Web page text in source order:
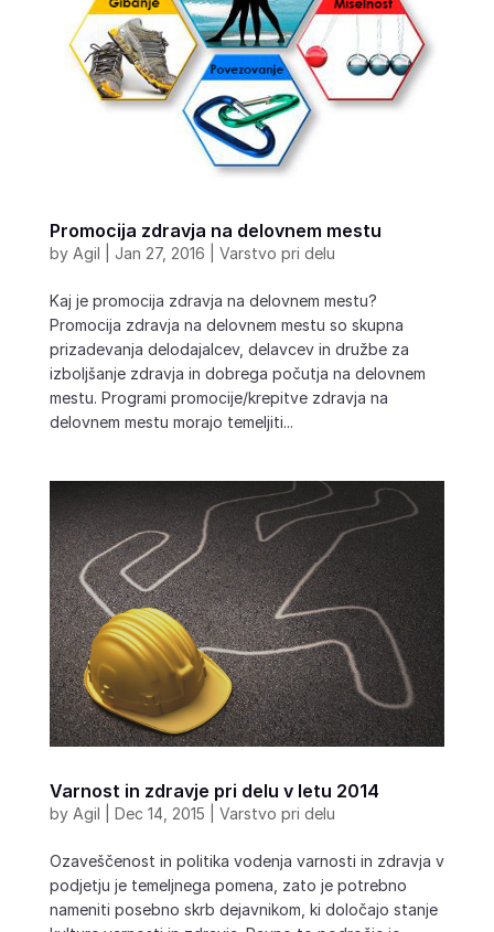
Promocija zdravja na delovnem mestu
by Agil Jan 27, 2016 Varstvo pri delu
Kaj je promocija zdravja na delovnem mestu?
Promocija zdravja na delovnem mestu so skupna
prizadevanja delodajalcev, delavcev in družbe za
izboljšanje zdravja in dobrega počutja na delovnem
mestu. Programi promocije/krepitve zdravja na
delovnem mestu morajo temeljiti...
Varnost in zdravje pri delu v letu 2014
by Agil Dec 14, 2015 Varstvo pri delu
Ozaveščenost in politika vodenja varnosti in zdravja v
podjetju je temeljnega pomena, zato je potrebno
nameniti posebno skrb dejavnikom, ki določajo stanje